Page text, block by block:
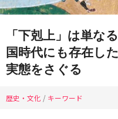
「下剋上」は単な
国時代にも存在し
実態をさぐる
歴史・文化 / キーワード